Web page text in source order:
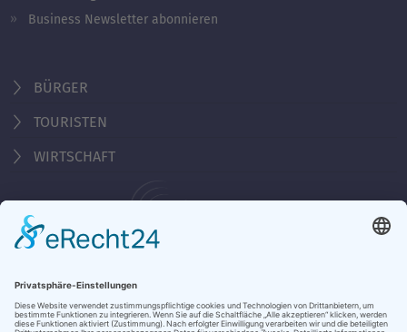
Business Newsletter abonnieren
BÜRGER
TOURISTEN
WIRTSCHAFT
Behördennummer 115
KONTAKT
NOTRUFE & HOTLINES
JOBS